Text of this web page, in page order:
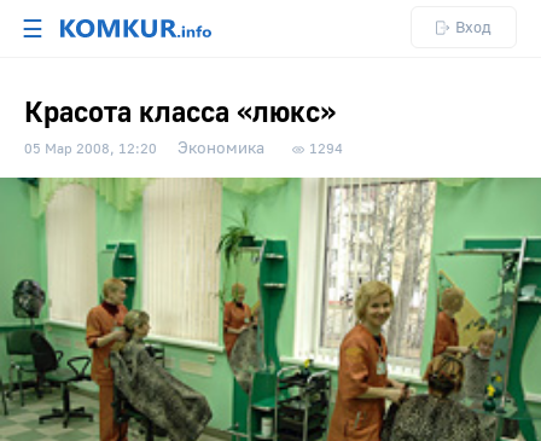
☰ Вход
Красота класса «люкс»
05 Мар 2008, 12:20 Экономика 1294